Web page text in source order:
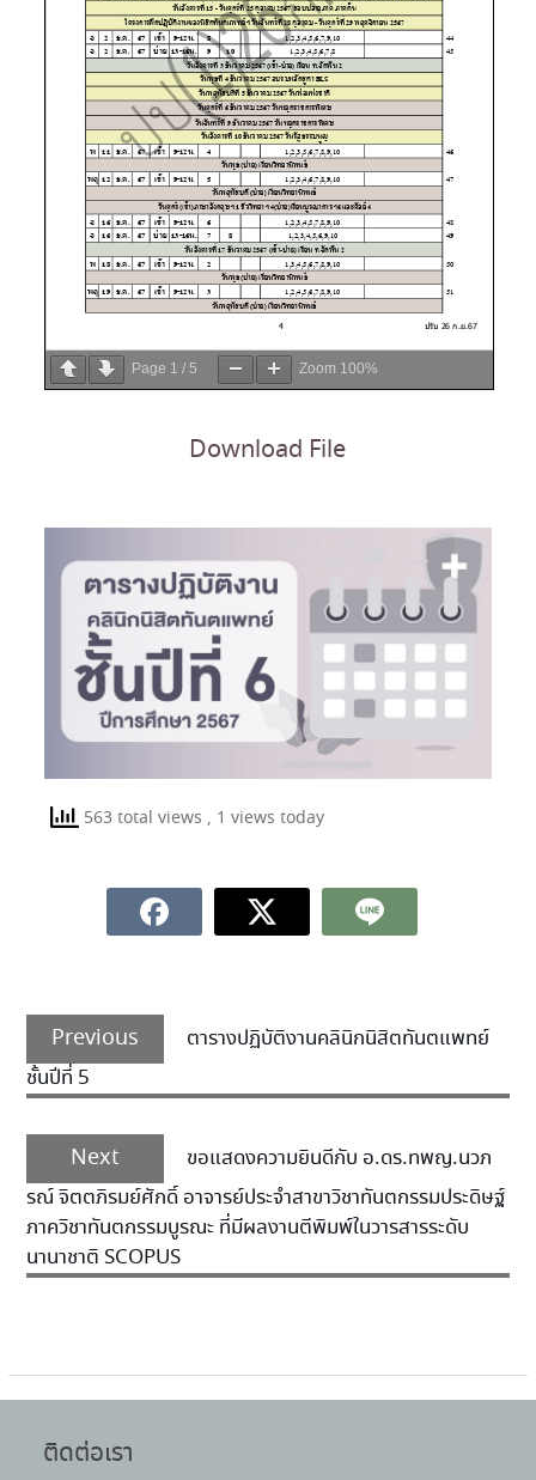
Page 1 / 5 Zoom 100%
Download File
563 total views , 1 views today
Previous
ตารางปฏิบัติงานคลินิกนิสิตทันตแพทย์
ชั้นปีที่ 5
Next
ขอแสดงความยินดีกับ อ.ดร.ทพญ.นวภ
รณ์ จิตตภิรมย์ศักดิ์ อาจารย์ประจำสาขาวิชาทันตกรรมประดิษฐ์
ภาควิชาทันตกรรมบูรณะ ที่มีผลงานตีพิมพ์ในวารสารระดับ
นานาชาติ SCOPUS
ติดต่อเรา